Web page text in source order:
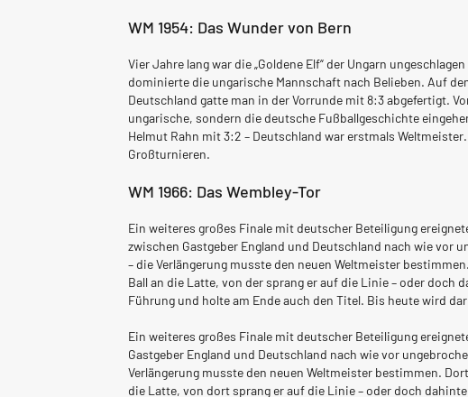
WM 1954: Das Wunder von Bern
Vier Jahre lang war die „Goldene Elf“ der Ungarn
dominierte die ungarische Mannschaft nach Belieben. Auf
Deutschland gatte man in der Vorrunde mit 8:3 abgefertigt.
ungarische, sondern die deutsche Fußballgeschichte
Helmut Rahn mit 3:2 – Deutschland war erstmals
Großturnieren.
WM 1966: Das Wembley-Tor
Ein weiteres großes Finale mit deutscher Beteiligung
zwischen Gastgeber England und Deutschland nach wie vor
– die Verlängerung musste den neuen Weltmeister
Ball an die Latte, von der sprang er auf die Linie – oder
Führung und holte am Ende auch den Titel. Bis heute wird
Ein weiteres großes Finale mit deutscher Beteiligung
Gastgeber England und Deutschland nach wie vor
Verlängerung musste den neuen Weltmeister bestimmen.
die Latte, von dort sprang er auf die Linie – oder doch